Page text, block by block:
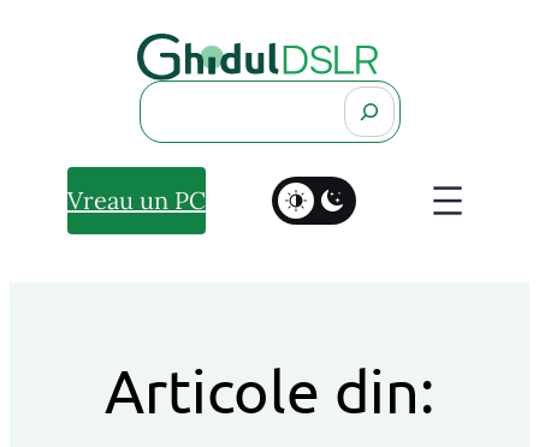
Search
Vreau un PC
Articole din: